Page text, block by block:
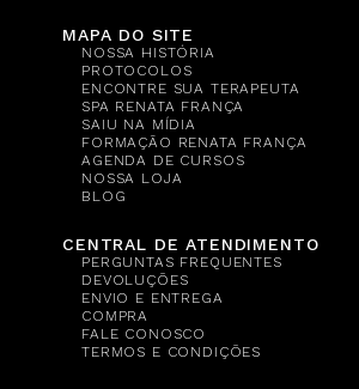
MAPA DO SITE
NOSSA HISTÓRIA
PROTOCOLOS
ENCONTRE SUA TERAPEUTA
SPA RENATA FRANÇA
SAIU NA MÍDIA
FORMAÇÃO RENATA FRANÇA
AGENDA DE CURSOS
NOSSA LOJA
BLOG
CENTRAL DE ATENDIMENTO
PERGUNTAS FREQUENTES
DEVOLUÇÕES
ENVIO E ENTREGA
COMPRA
FALE CONOSCO
TERMOS E CONDIÇÕES